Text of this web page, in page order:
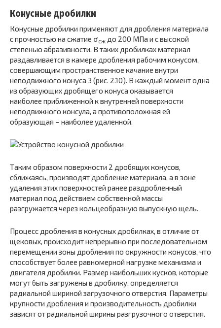
Конусные дробилки
Конусные дробилки применяют для дробления материала
с прочностью на сжатие σсж до 200 МПа и с высокой
степенью абразивности. В таких дробилках материал
раздавливается в камере дробления рабочим конусом,
совершающим пространственное качание внутри
неподвижного конуса 3 (рис. 2.10). В каждый момент одна
из образующих дробящего конуса оказывается
наиболее приближенной к внутренней поверхности
неподвижного консула, а противоположная ей
образующая – наиболее удаленной.
Таким образом поверхности 2 дробящих конусов,
сближаясь, производят дробление материала, а в зоне
удаления этих поверхностей ранее раздробленный
материал под действием собственной массы
разгружается через кольцеобразную выпускную щель.
Процесс дробления в конусных дробилках, в отличие от
щековых, происходит непрерывно при последовательном
перемещении зоны дробления по окружности конусов, что
способствует более равномерной нагрузке механизма и
двигателя дробилки. Размер наибольших кусков, которые
могут быть загружены в дробилку, определяется
радиальной шириной загрузочного отверстия. Параметры
крупности дробления и производительность дробилки
зависят от радиальной ширины разгрузочного отверстия.